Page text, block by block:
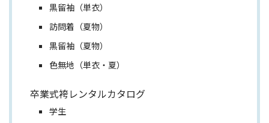
黒留袖（単衣）
訪問着（夏物）
黒留袖（夏物）
色無地（単衣・夏）
卒業式袴レンタルカタログ
学生